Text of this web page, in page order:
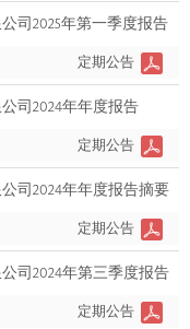
司2025年第一季度报告
定期公告
司2024年年度报告
定期公告
司2024年年度报告摘要
定期公告
司2024年第三季度报告
定期公告